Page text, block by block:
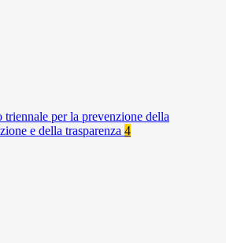
triennale per la prevenzione della
e della trasparenza 4